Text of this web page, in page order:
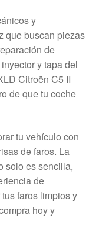
y
que buscan piezas
de
y tapa del
Citroën C5 II
de que tu coche
tu vehículo con
de faros. La
solo es sencilla,
de
faros limpios y
hoy y